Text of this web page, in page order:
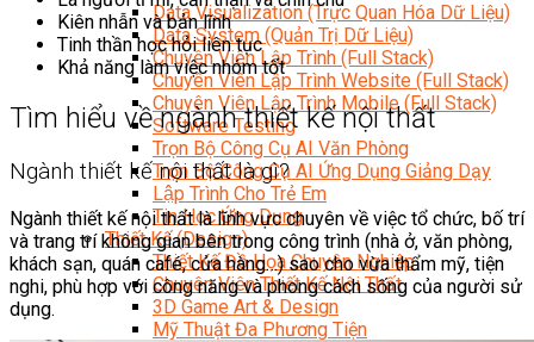
Data Visualization (Trực Quan Hóa Dữ Liệu)
Data System (Quản Trị Dữ Liệu)
Chuyên Viên Lập Trình (Full Stack)
Chuyên Viên Lập Trình Website (Full Stack)
Chuyên Viên Lập Trình Mobile (Full Stack)
Software Testing
Trọn Bộ Công Cụ AI Văn Phòng
Trọn Bộ Công Cụ AI Ứng Dụng Giảng Dạy
Lập Trình Cho Trẻ Em
Tin Học Ứng Dụng
Thiết Kế (Design)
Thiết Kế Đồ Họa Chuyên Nghiệp
Chuyên Viên Thiết Kế Nội Thất
3D Game Art & Design
Mỹ Thuật Đa Phương Tiện
Kiên nhẫn và bản lĩnh
Tinh thần học hỏi liên tục
Khả năng làm việc nhóm tốt
Tìm hiểu về ngành thiết kế nội thất
Ngành thiết kế nội thất là gì?
Ngành thiết kế nội thất là lĩnh vực chuyên về việc tổ chức, bố trí
và trang trí không gian bên trong công trình (nhà ở, văn phòng,
khách sạn, quán café, cửa hàng…) sao cho vừa thẩm mỹ, tiện
nghi, phù hợp với công năng và phong cách sống của người sử
dụng.